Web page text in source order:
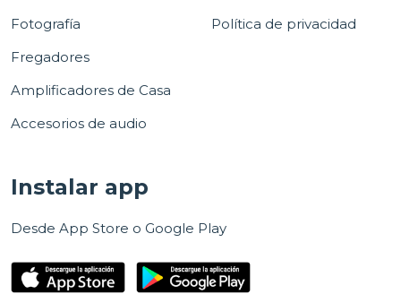
Fotografía
Fregadores
Amplificadores de Casa
Accesorios de audio
Política de privacidad
Instalar app
Desde App Store o Google Play